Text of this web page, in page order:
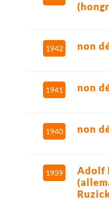
1942 non
1941 non
1940 non
1939
Adolf